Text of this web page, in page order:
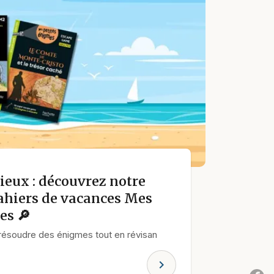
: découvrez notre
de vacances Mes
🔎
des énigmes tout en révisan
chevron_right